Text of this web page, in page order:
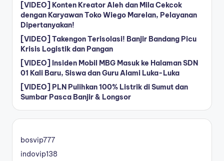
[VIDEO] Konten Kreator Aleh dan Mila Cekcok
dengan Karyawan Toko Wiego Marelan, Pelayanan
Dipertanyakan!
[VIDEO] Takengon Terisolasi! Banjir Bandang Picu
Krisis Logistik dan Pangan
[VIDEO] Insiden Mobil MBG Masuk ke Halaman SDN
01 Kali Baru, Siswa dan Guru Alami Luka-Luka
[VIDEO] PLN Pulihkan 100% Listrik di Sumut dan
Sumbar Pasca Banjir & Longsor
bosvip777
indovip138